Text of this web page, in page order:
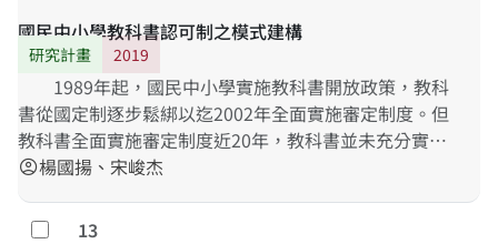
國民中小學教科書認可制之模式建構
研究計畫 2019
1989年起，國民中小學實施教科書開放政策，教科
書從國定制逐步鬆綁以迄2002年全面實施審定制度。但
教科書全面實施審定制度近20年，教科書並未充分實現
高品質、多元化與教師專業自主的開放目標；而且審定
品質問題，在在顯示以審定制度為核心的管制手段，相
account_circle楊國揚、宋峻杰
勾選
13